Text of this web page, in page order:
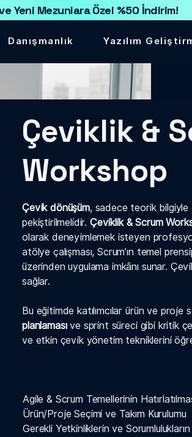
Yeni Mezunlara Özel %50 İndirim!
Danışmanlık Yazılım
Çeviklik &
Workshop
Çevik dönüşüm, sadece teorik
pekiştirilmelidir. Çeviklik & Scrum
olarak deneyimlemek isteyen
atölye çalışması, Scrum’ın temel
üzerinden uygulama imkânı sunar.
sağlar.
Bu eğitimde katılımcılar ürün ve proje
planlamasıve sprint süreci gibi kritik
ve etkin çevik yönetim tekniklerini
Agile & Scrum Temellerinin
Ürün/Proje Seçimi ve Takım Kurulumu
Gerekli Yetkinliklerin ve